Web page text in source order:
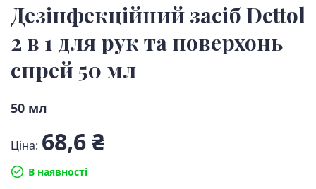
Дезінфекційний засіб Dettol
2 в 1 для рук та поверхонь
спрей 50 мл
50 мл
Ціна: 68,6 ₴
В наявності